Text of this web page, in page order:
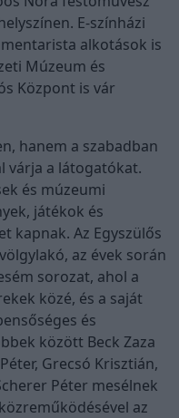
E-színházi
alkotások is
Múzeum és
Központ is vár
hanem a szabadban
várja a látogatókat.
és múzeumi
játékok és
kapnak. Az Egyszülős
az évek során
sorozat, ahol a
közé, és a saját
és
között Beck Zaza
Grecsó Krisztián,
Péter mesélnek
az